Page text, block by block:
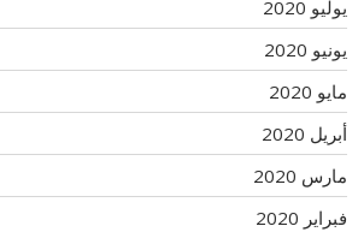
يوليو 2020
يونيو 2020
مايو 2020
أبريل 2020
مارس 2020
فبراير 2020